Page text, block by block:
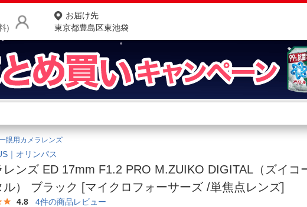
)
お届け先
東京都豊島区東池袋
商品をさがす
ランキングからさがす
カテゴリ一覧からさがす
店舗サービ
ネット取り置き
店舗情報・店舗
眼用カメラレンズ
｜オリンパス
レンズ ED 17mm F1.2 PRO M.ZUIKO DIGITAL（ズイコ
ル） ブラック [マイクロフォーサーズ /単焦点レンズ]
4.8 4件の商品レビュー